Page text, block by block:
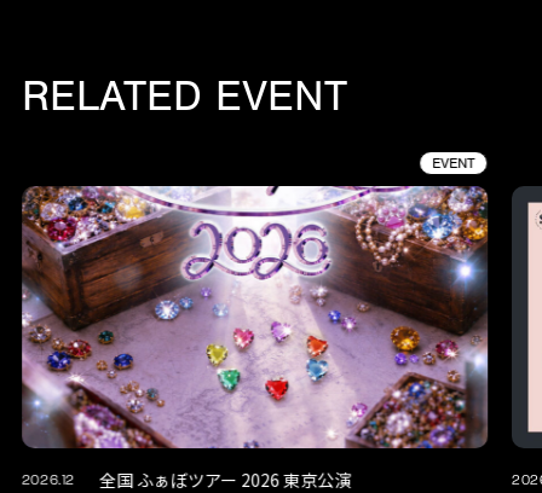
RELATED EVENT
EVENT
2026.12 全国 ふぁぼツアー 2026 東京公演